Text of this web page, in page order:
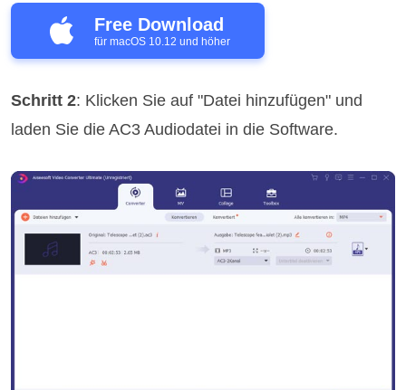
Free Download
für macOS 10.12 und höher
Schritt 2: Klicken Sie auf "Datei hinzufügen" und
laden Sie die AC3 Audiodatei in die Software.